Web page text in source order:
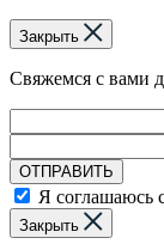
Закрыть
Свяжемся с вами
ОТПРАВИТЬ
Я соглашаюсь
Закрыть